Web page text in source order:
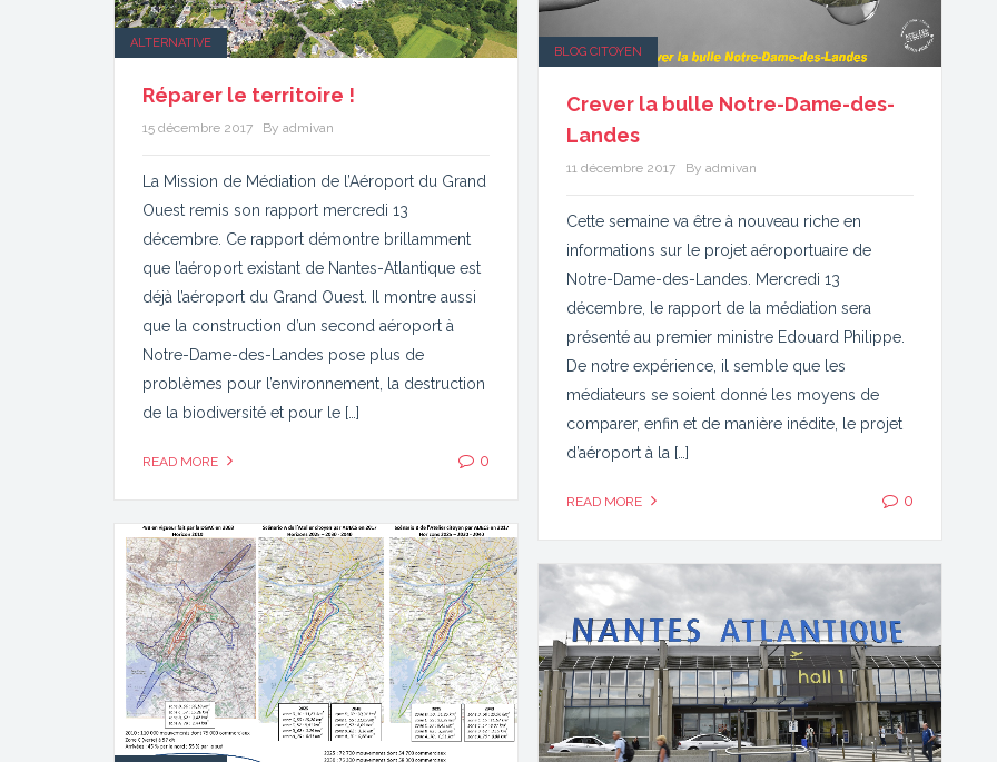
ALTERNATIVE
Réparer le territoire !
15 décembre 2017 By admivan
La Mission de Médiation de l’Aéroport du Grand
Ouest remis son rapport mercredi 13
décembre. Ce rapport démontre brillamment
que l’aéroport existant de Nantes-Atlantique est
déjà l’aéroport du Grand Ouest. Il montre aussi
que la construction d’un second aéroport à
Notre-Dame-des-Landes pose plus de
problèmes pour l’environnement, la destruction
de la biodiversité et pour le […]
READ MORE 0
BLOG CITOYEN
Crever la bulle Notre-Dame-des-
Landes
11 décembre 2017 By admivan
Cette semaine va être à nouveau riche en
informations sur le projet aéroportuaire de
Notre-Dame-des-Landes. Mercredi 13
décembre, le rapport de la médiation sera
présenté au premier ministre Edouard Philippe.
De notre expérience, il semble que les
médiateurs se soient donné les moyens de
comparer, enfin et de manière inédite, le projet
d’aéroport à la […]
READ MORE 0